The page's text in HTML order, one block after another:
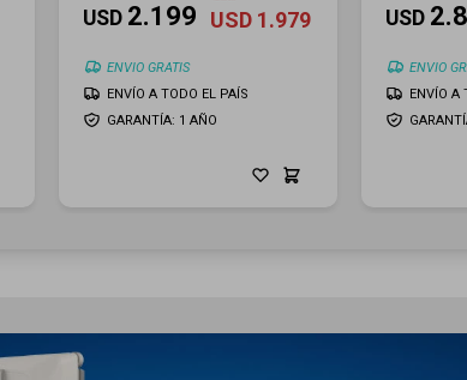
USD 2.199 USD 1.979
ENVIO GRATIS
GARANTÍA: 1 AÑO
ENVÍO A TODO EL PAÍS
USD
ENVIO
ENVÍO A